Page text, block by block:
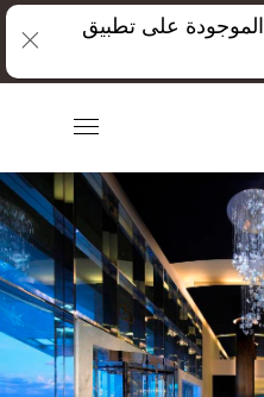
أفضل خدمات Sofitel الموجودة على تطبيق